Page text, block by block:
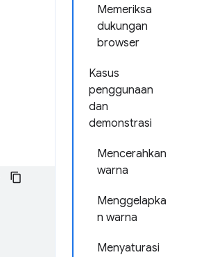
Memeriksa
dukungan
browser
Kasus
penggunaan
dan
demonstrasi
Mencerahkan
warna
Menggelapka
n warna
Menyaturasi